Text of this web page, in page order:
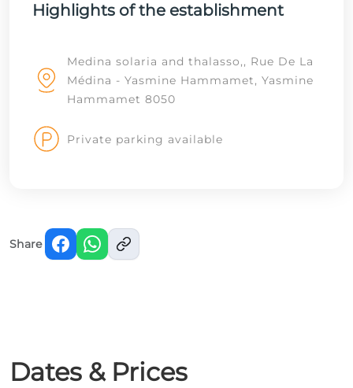
Highlights of the establishment
Medina solaria and thalasso,, Rue De La
Médina - Yasmine Hammamet, Yasmine
Hammamet 8050
Private parking available
Share
Dates & Prices